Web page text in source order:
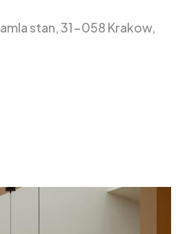
stan, 31-058 Krakow,